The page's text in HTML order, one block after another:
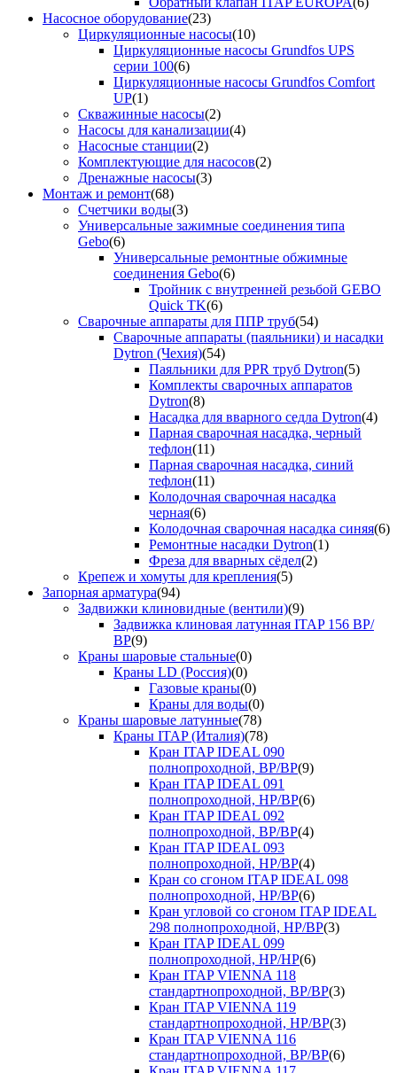
Насосное оборудование(23)
Циркуляционные насосы(10)
Циркуляционные насосы Grundfos UPS
серии 100(6)
Циркуляционные насосы Grundfos Comfort
UP(1)
Скважинные насосы(2)
Насосы для канализации(4)
Насосные станции(2)
Комплектующие для насосов(2)
Дренажные насосы(3)
Монтаж и ремонт(68)
Счетчики воды(3)
Универсальные зажимные соединения типа
Gebo(6)
Универсальные ремонтные обжимные
соединения Gebo(6)
Тройник с внутренней резьбой GEBO
Quick TK(6)
Сварочные аппараты для ППР труб(54)
Сварочные аппараты (паяльники) и насадки
Dytron (Чехия)(54)
Паяльники для PPR труб Dytron(5)
Комплекты сварочных аппаратов
Dytron(8)
Насадка для вварного седла Dytron(4)
Парная сварочная насадка, черный
тефлон(11)
Парная сварочная насадка, синий
тефлон(11)
Колодочная сварочная насадка
черная(6)
Колодочная сварочная насадка синяя(6)
Ремонтные насадки Dytron(1)
Фреза для вварных сёдел(2)
Крепеж и хомуты для крепления(5)
Запорная арматура(94)
Задвижки клиновидные (вентили)(9)
Задвижка клиновая латунная ITAP 156 ВР/
ВР(9)
Краны шаровые стальные(0)
Краны LD (Россия)(0)
Газовые краны(0)
Краны для воды(0)
Краны шаровые латунные(78)
Краны ITAP (Италия)(78)
Кран ITAP IDEAL 090
полнопроходной, ВР/ВР(9)
Кран ITAP IDEAL 091
полнопроходной, НР/ВР(6)
Кран ITAP IDEAL 092
полнопроходной, ВР/ВР(4)
Кран ITAP IDEAL 093
полнопроходной, НР/ВР(4)
Кран со сгоном ITAP IDEAL 098
полнопроходной, НР/ВР(6)
Кран угловой со сгоном ITAP IDEAL
298 полнопроходной, НР/ВР(3)
Кран ITAP IDEAL 099
полнопроходной, НР/НР(6)
Кран ITAP VIENNA 118
стандартнопроходной, ВР/ВР(3)
Кран ITAP VIENNA 119
стандартнопроходной, НР/ВР(3)
Кран ITAP VIENNA 116
стандартнопроходной, ВР/ВР(6)